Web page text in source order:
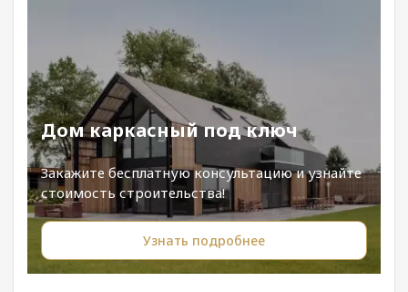
Дом каркасный под ключ
Закажите бесплатную консультацию и узнайте
стоимость строительства!
Узнать подробнее